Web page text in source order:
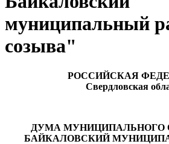
муниципальный
созыва"
РОССИЙСКАЯ
Свердловская
ДУМА МУНИЦИПАЛЬНОГО
БАЙКАЛОВСКИЙ